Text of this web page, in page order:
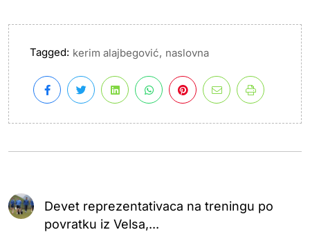
Tagged: kerim alajbegović, naslovna
Devet reprezentativaca na treningu po
povratku iz Velsa,...